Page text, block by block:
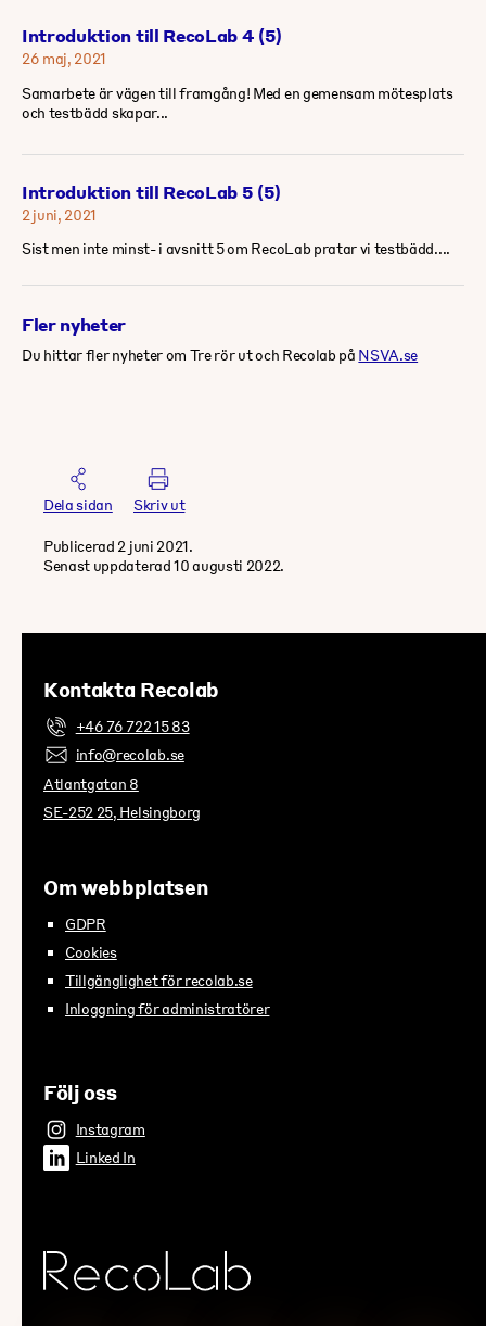
Introduktion till RecoLab 4 (5)
26 maj, 2021
Samarbete är vägen till framgång! Med en gemensam mötesplats
och testbädd skapar...
Introduktion till RecoLab 5 (5)
2 juni, 2021
Sist men inte minst- i avsnitt 5 om RecoLab pratar vi testbädd....
Fler nyheter
Du hittar fler nyheter om Tre rör ut och Recolab på NSVA.se
Dela sidan Skriv ut
Publicerad 2 juni 2021.
Senast uppdaterad 10 augusti 2022.
Kontakta Recolab
+46 76 722 15 83
info@recolab.se
Atlantgatan 8
SE-252 25, Helsingborg
Om webbplatsen
GDPR
Cookies
Tillgänglighet för recolab.se
Inloggning för administratörer
Följ oss
Instagram
Linked In